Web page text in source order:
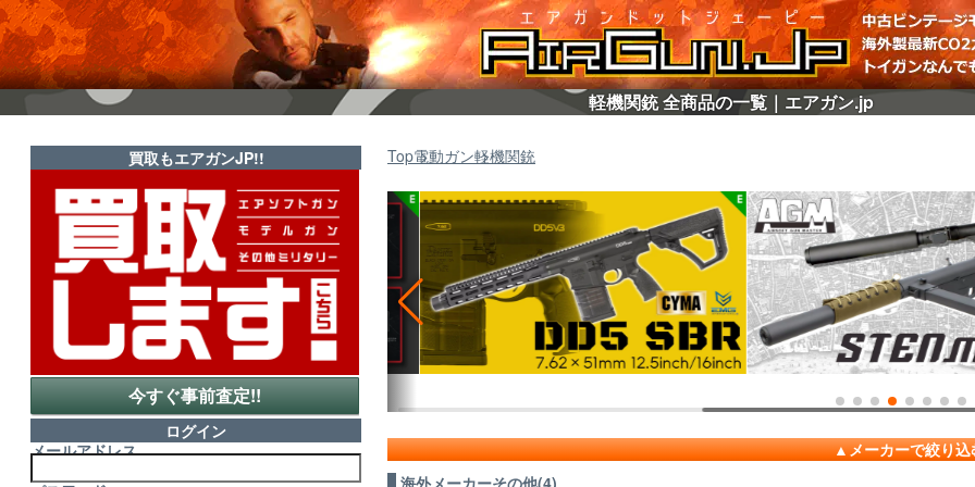
軽機関銃 全商品の一覧｜エアガン.jp
Top電動ガン軽機関銃
メーカーで絞り込
買取もエアガンJP!!
今すぐ事前査定!!
ログイン
メールアドレス